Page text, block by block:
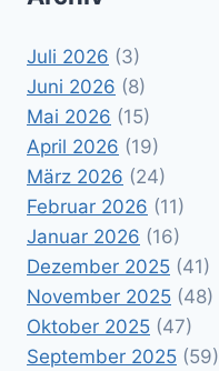
Juli 2026 (3)
Juni 2026 (8)
Mai 2026 (15)
April 2026 (19)
März 2026 (24)
Februar 2026 (11)
Januar 2026 (16)
Dezember 2025 (41)
November 2025 (48)
Oktober 2025 (47)
September 2025 (59)